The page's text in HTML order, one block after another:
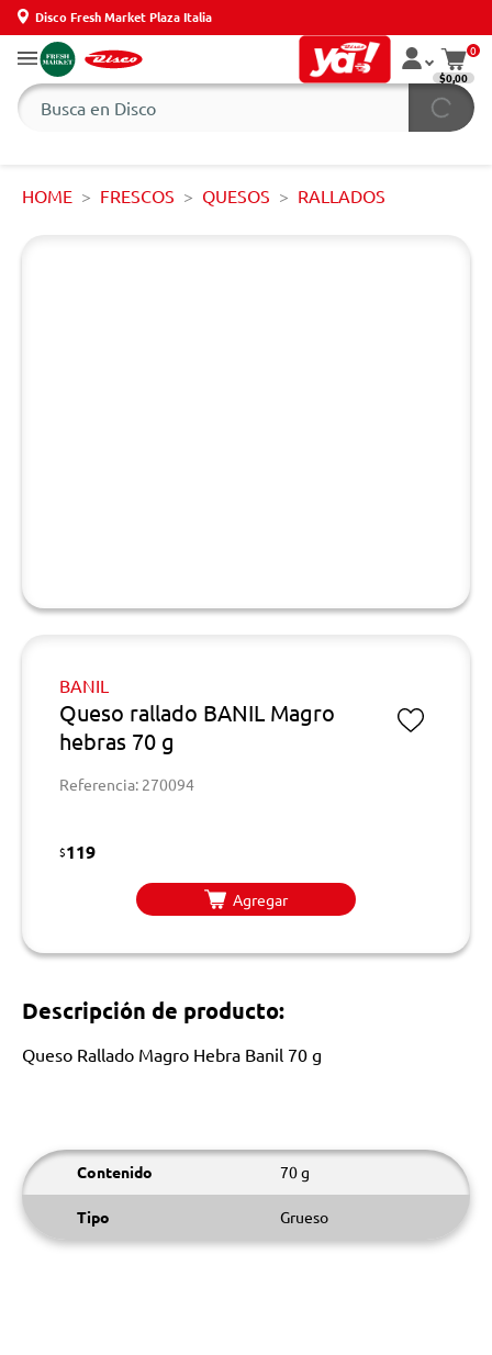
Disco Fresh Market Plaza Italia
0
$0,00
HOME FRESCOS QUESOS RALLADOS
BANIL
Queso rallado BANIL Magro
hebras 70 g
Referencia: 270094
$119
Agregar
Descripción de producto:
Queso Rallado Magro Hebra Banil 70 g
Contenido 70 g
Tipo Grueso